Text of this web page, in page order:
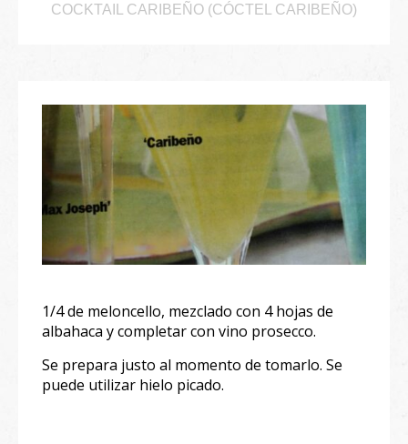
COCKTAIL CARIBEÑO (CÓCTEL CARIBEÑO)
1/4 de meloncello, mezclado con 4 hojas de
albahaca y completar con vino prosecco.
Se prepara justo al momento de tomarlo. Se
puede utilizar hielo picado.